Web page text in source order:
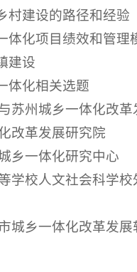
村建设的路径和经验
体化项目绩效和管理
建设
体化相关选题
苏州城乡一体化改
改革发展研究院
乡一体化研究中心
学校人文社会科学校
城乡一体化改革发展